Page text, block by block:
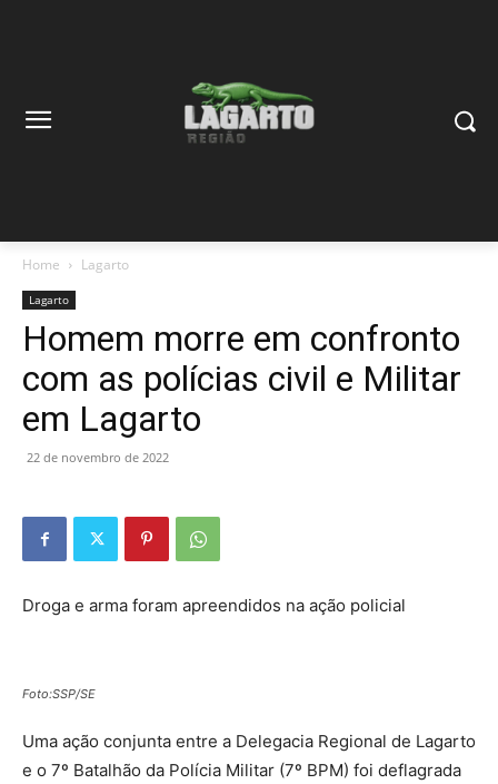
Home Lagarto
Lagarto
Homem morre em confronto
com as polícias civil e Militar
em Lagarto
22 de novembro de 2022
Droga e arma foram apreendidos na ação policial
Foto:SSP/SE
Uma ação conjunta entre a Delegacia Regional de Lagarto
e o 7º Batalhão da Polícia Militar (7º BPM) foi deflagrada